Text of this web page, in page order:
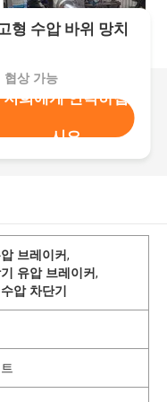
형 수압 바위 망치
협상 가능
저희에게 연락하십
시오
브레이커,
유압 브레이커,
압 차단기